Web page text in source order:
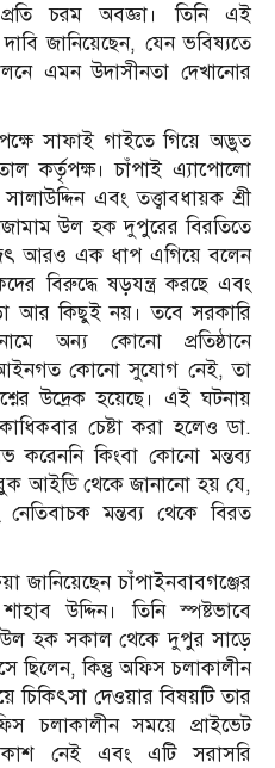
চরম অবজ্ঞা। তিনি এই
দাবি জানিয়েছেন, যেন ভবিষ্যতে
এমন উদাসীনতা দেখানোর
সাফাই গাইতে গিয়ে অদ্ভুত
কর্তৃপক্ষ। চাঁপাই এ্যাপোলো
এবং তত্ত্বাবধায়ক শ্রী
উল হক দুপুরের বিরতিতে
আরও এক ধাপ এগিয়ে বলেন
বিরুদ্ধে ষড়যন্ত্র করছে এবং
আর কিছুই নয়। তবে সরকারি
অন্য কোনো প্রতিষ্ঠানে
আইনগত কোনো সুযোগ নেই, তা
উদ্রেক হয়েছে। এই ঘটনায়
চেষ্টা করা হলেও ডা.
কিংবা কোনো মন্তব্য
আইডি থেকে জানানো হয় যে,
মন্তব্য থেকে বিরত
জানিয়েছেন চাঁপাইনবাবগঞ্জের
উদ্দিন। তিনি স্পষ্টভাবে
উল হক সকাল থেকে দুপুর সাড়ে
ছিলেন, কিন্তু অফিস চলাকালীন
চিকিৎসা দেওয়ার বিষয়টি তার
চলাকালীন সময়ে প্রাইভেট
নেই এবং এটি সরাসরি